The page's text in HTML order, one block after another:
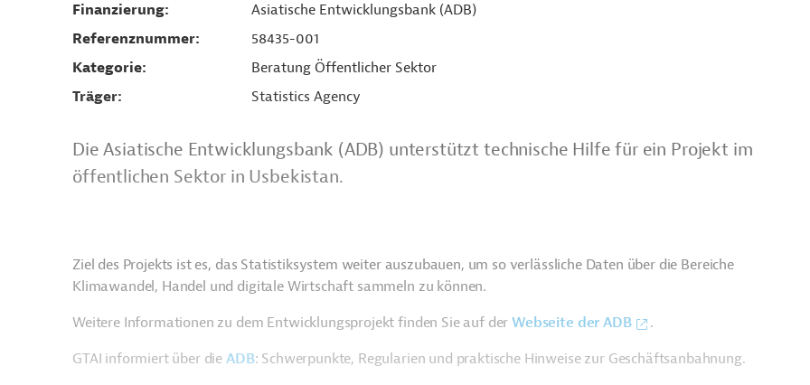
Finanzierung
Asiatische Entwicklungsbank (ADB)
Referenznummer
58435-001
Kategorie
Beratung Öffentlicher Sektor
Träger
Statistics Agency
Die Asiatische Entwicklungsbank (ADB) unterstützt technische Hilfe für ein Projekt im
öffentlichen Sektor in Usbekistan.
Ziel des Projekts ist es, das Statistiksystem weiter auszubauen, um so verlässliche Daten über die Bereiche
Klimawandel, Handel und digitale Wirtschaft sammeln zu können.
Weitere Informationen zu dem Entwicklungsprojekt finden Sie auf derWebseite der ADB
.
GTAI informiert über die ADB: Schwerpunkte, Regularien und praktische Hinweise zur Geschäftsanbahnung.